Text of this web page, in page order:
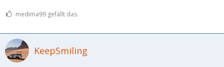
medima99 gefällt das.
KeepSmiling